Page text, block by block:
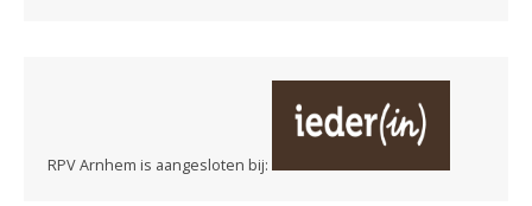
RPV Arnhem is aangesloten bij: